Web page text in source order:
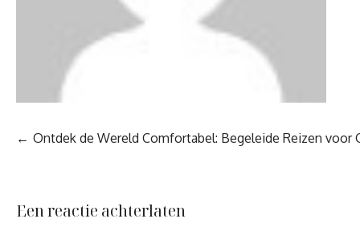
Berichtnavigatie
Ontdek de Wereld Comfortabel: Begeleide Reizen voor
Een reactie achterlaten